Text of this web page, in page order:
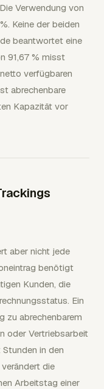
Verwendung von
Keine der beiden
beantwortet eine
91,67 % misst
verfügbaren
abrechenbare
Kapazität vor
aber nicht jede
benötigt
Kunden, die
Ein
zu abrechenbarem
oder Vertriebsarbeit
in den
die
Arbeitstag einer